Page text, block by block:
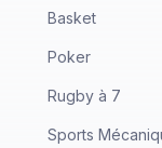
Basket
Poker
Rugby à 7
Sports